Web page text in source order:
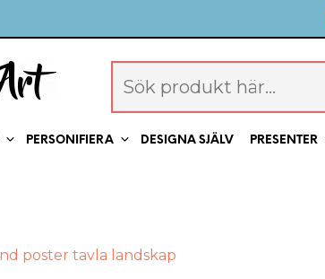
PERSONIFIERA DESIGNA SJÄLV PRESENTER